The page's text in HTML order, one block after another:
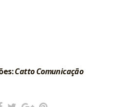
Catto Comunicação